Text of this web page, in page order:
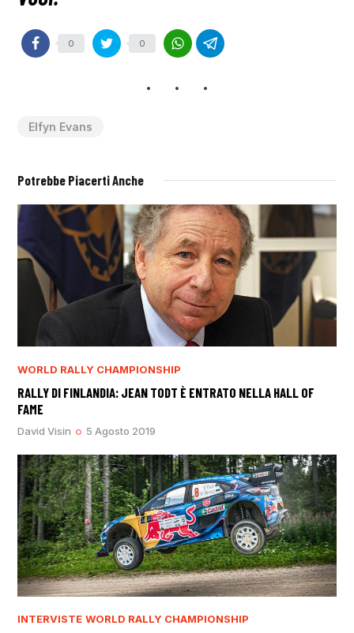
0 0
Elfyn Evans
Potrebbe Piacerti Anche
WORLD RALLY CHAMPIONSHIP
RALLY DI FINLANDIA: JEAN TODT È ENTRATO NELLA HALL OF
FAME
David Visin 5 Agosto 2019
INTERVISTE WORLD RALLY CHAMPIONSHIP